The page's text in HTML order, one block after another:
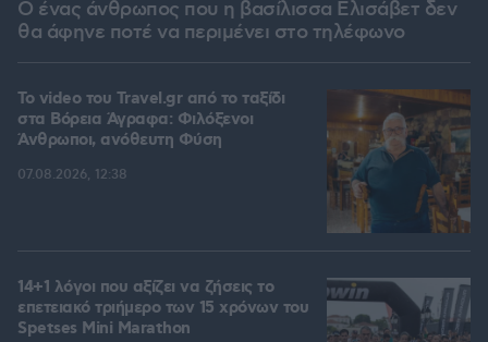
Ο ένας άνθρωπος που η βασίλισσα Ελισάβετ δεν
θα άφηνε ποτέ να περιμένει στο τηλέφωνο
To video του Travel.gr από το ταξίδι
στα Βόρεια Άγραφα: Φιλόξενοι
Άνθρωποι, ανόθευτη Φύση
07.08.2026, 12:38
14+1 λόγοι που αξίζει να ζήσεις το
επετειακό τριήμερο των 15 χρόνων του
Spetses Mini Marathon